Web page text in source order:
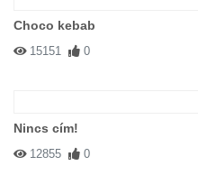
Choco kebab
15151 0
Nincs cím!
12855 0